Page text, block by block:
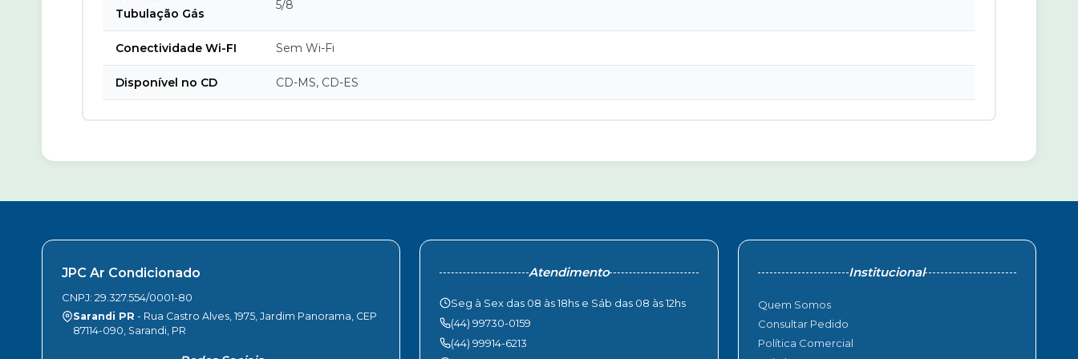
Tubulação Gás
5/8
Conectividade Wi-FI Sem Wi-Fi
Disponível no CD CD-MS, CD-ES
JPC Ar Condicionado
CNPJ: 29.327.554/0001-80
Sarandi PR - Rua Castro Alves, 1975, Jardim Panorama, CEP
87114-090, Sarandi, PR
Atendimento
Seg à Sex das 08 às 18hs e Sáb das 08 às 12hs
(44) 99730-0159
(44) 99914-6213
Institucional
Quem Somos
Consultar Pedido
Política Comercial